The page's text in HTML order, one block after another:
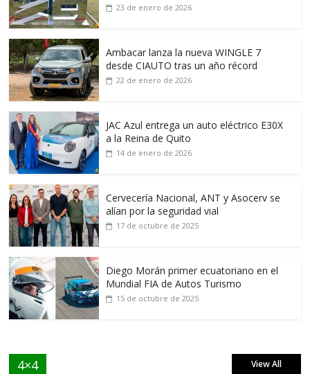
23 de enero de 2026
Ambacar lanza la nueva WINGLE 7
desde CIAUTO tras un año récord
22 de enero de 2026
JAC Azul entrega un auto eléctrico E30X
a la Reina de Quito
14 de enero de 2026
Cervecería Nacional, ANT y Asocerv se
alían por la seguridad vial
17 de octubre de 2025
Diego Morán primer ecuatoriano en el
Mundial FIA de Autos Turismo
15 de octubre de 2025
4×4 View All